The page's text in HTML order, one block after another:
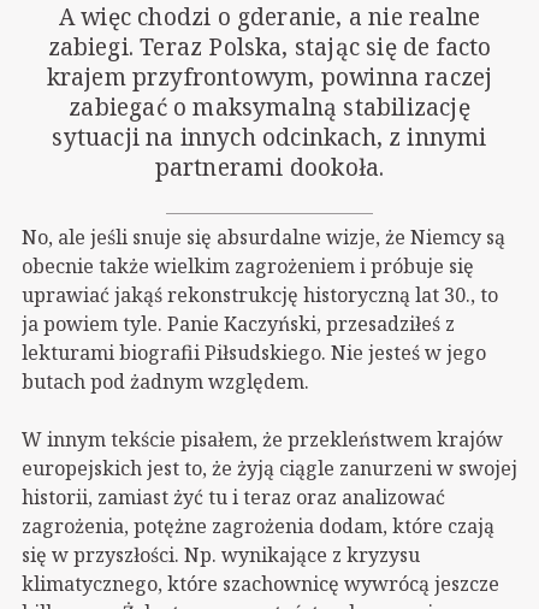
A więc chodzi o gderanie, a nie realne
zabiegi. Teraz Polska, stając się de facto
krajem przyfrontowym, powinna raczej
zabiegać o maksymalną stabilizację
sytuacji na innych odcinkach, z innymi
partnerami dookoła.
No, ale jeśli snuje się absurdalne wizje, że Niemcy są
obecnie także wielkim zagrożeniem i próbuje się
uprawiać jakąś rekonstrukcję historyczną lat 30., to
ja powiem tyle. Panie Kaczyński, przesadziłeś z
lekturami biografii Piłsudskiego. Nie jesteś w jego
butach pod żadnym względem.
W innym tekście pisałem, że przekleństwem krajów
europejskich jest to, że żyją ciągle zanurzeni w swojej
historii, zamiast żyć tu i teraz oraz analizować
zagrożenia, potężne zagrożenia dodam, które czają
się w przyszłości. Np. wynikające z kryzysu
klimatycznego, które szachownicę wywrócą jeszcze